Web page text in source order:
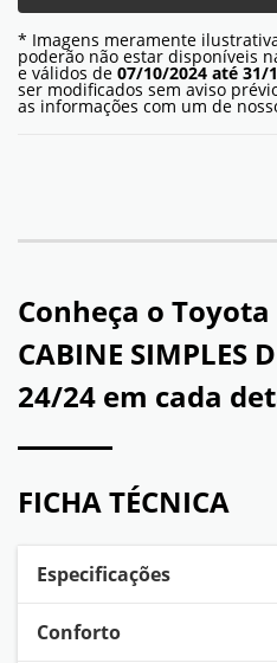
* Imagens meramente
poderão não estar disponíveis
e válidos de 07/10/2024 até 31/
ser modificados sem aviso
as informações com um de
Conheça o Toyota
CABINE SIMPLES
24/24 em cada
FICHA TÉCNICA
Especificações
Conforto